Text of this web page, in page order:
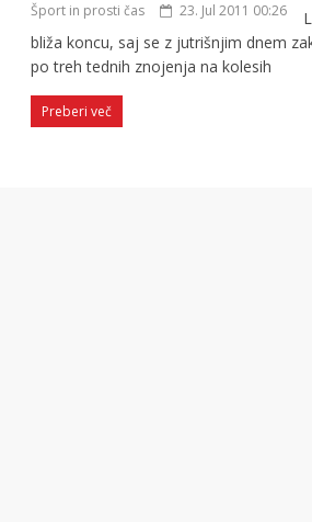
Šport in prosti čas 23. Jul 2011 00:26
bliža koncu, saj se z jutrišnjim dnem
po treh tednih znojenja na kolesih
Preberi več